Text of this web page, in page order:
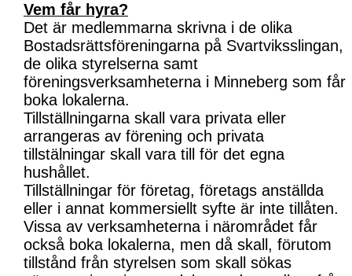
Vem får hyra?
Det är medlemmarna skrivna i de olika
Bostadsrättsföreningarna på Svartviksslingan,
de olika styrelserna samt
föreningsverksamheterna i Minneberg som får
boka lokalerna.
Tillställningarna skall vara privata eller
arrangeras av förening och privata
tillstälningar skall vara till för det egna
hushållet.
Tillställningar för företag, företags anställda
eller i annat kommersiellt syfte är inte tillåten.
Vissa av verksamheterna i närområdet får
också boka lokalerna, men då skall, förutom
tillstånd från styrelsen som skall sökas